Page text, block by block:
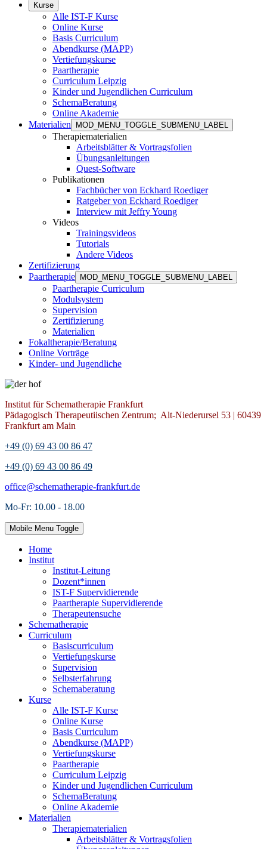
Kurse
Alle IST-F Kurse
Online Kurse
Basis Curriculum
Abendkurse (MAPP)
Vertiefungskurse
Paartherapie
Curriculum Leipzig
Kinder und Jugendlichen Curriculum
SchemaBeratung
Online Akademie
Materialien
MOD_MENU_TOGGLE_SUBMENU_LABEL
Therapiematerialien
Arbeitsblätter & Vortragsfolien
Übungsanleitungen
Quest-Software
Publikationen
Fachbücher von Eckhard Roediger
Ratgeber von Eckhard Roediger
Interview mit Jeffry Young
Videos
Trainingsvideos
Tutorials
Andere Videos
Zertifizierung
Paartherapie
MOD_MENU_TOGGLE_SUBMENU_LABEL
Paartherapie Curriculum
Modulsystem
Supervision
Zertifizierung
Materialien
Fokaltherapie/Beratung
Online Vorträge
Kinder- und Jugendliche
Institut für Schematherapie Frankfurt
Pädagogisch Therapeutiischen Zentrum; Alt-Niederursel 53 | 60439
Frankfurt am Main
+49 (0) 69 43 00 86 47
+49 (0) 69 43 00 86 49
office@schematherapie-frankfurt.de
Mo-Fr: 10.00 - 18.00
Mobile Menu Toggle
Home
Institut
Institut-Leitung
Dozent*innen
IST-F Supervidierende
Paartherapie Supervidierende
Therapeutensuche
Schematherapie
Curriculum
Basiscurriculum
Vertiefungskurse
Supervision
Selbsterfahrung
Schemaberatung
Kurse
Alle IST-F Kurse
Online Kurse
Basis Curriculum
Abendkurse (MAPP)
Vertiefungskurse
Paartherapie
Curriculum Leipzig
Kinder und Jugendlichen Curriculum
SchemaBeratung
Online Akademie
Materialien
Therapiematerialien
Arbeitsblätter & Vortragsfolien